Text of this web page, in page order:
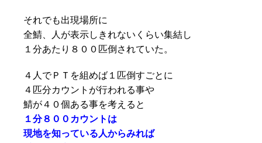
それでも出現場所に
全鯖、人が表示しきれないくらい集結し
１分あたり８００匹倒されていた。
４人でＰＴを組めば１匹倒すごとに
４匹分カウントが行われる事や
鯖が４０個ある事を考えると
１分８００カウントは
現地を知っている人からみれば